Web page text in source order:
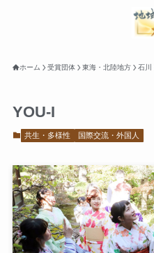
ホーム 受賞団体 東海・北陸地方 石川
YOU-I
共生・多様性 国際交流・外国人